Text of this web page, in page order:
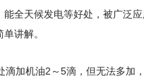
全天候发电等好处，被广泛
讲解。
机油2～5滴，但无法多加